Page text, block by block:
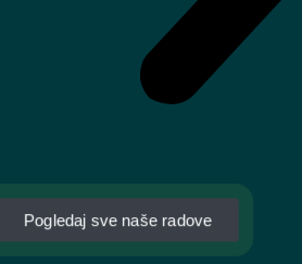
Pogledaj sve naše radove